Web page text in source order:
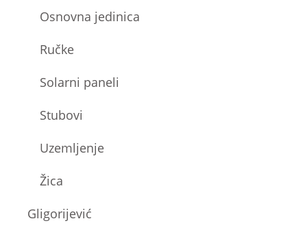
Osnovna jedinica
Ručke
Solarni paneli
Stubovi
Uzemljenje
Žica
Gligorijević